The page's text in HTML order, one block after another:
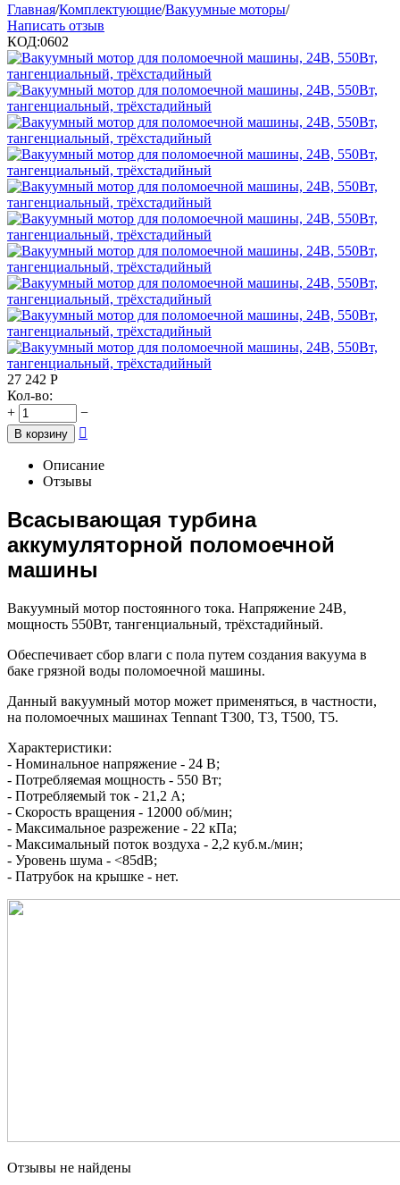
Главная/Комплектующие/Вакуумные моторы/
Написать отзыв
КОД:0602
27 242 Р
Кол-во:
+
−
В корзину 
Описание
Отзывы
Всасывающая турбина
аккумуляторной поломоечной
машины
Вакуумный мотор постоянного тока. Напряжение 24В,
мощность 550Вт, тангенциальный, трёхстадийный.
Обеспечивает сбор влаги с пола путем создания вакуума в
баке грязной воды поломоечной машины.
Данный вакуумный мотор может применяться, в частности,
на поломоечных машинах Tennant T300, Т3, Т500, Т5.
Характеристики:
- Номинальное напряжение - 24 В;
- Потребляемая мощность - 550 Вт;
- Потребляемый ток - 21,2 А;
- Скорость вращения - 12000 об/мин;
- Максимальное разрежение - 22 кПа;
- Максимальный поток воздуха - 2,2 куб.м./мин;
- Уровень шума - <85dB;
- Патрубок на крышке - нет.
Отзывы не найдены